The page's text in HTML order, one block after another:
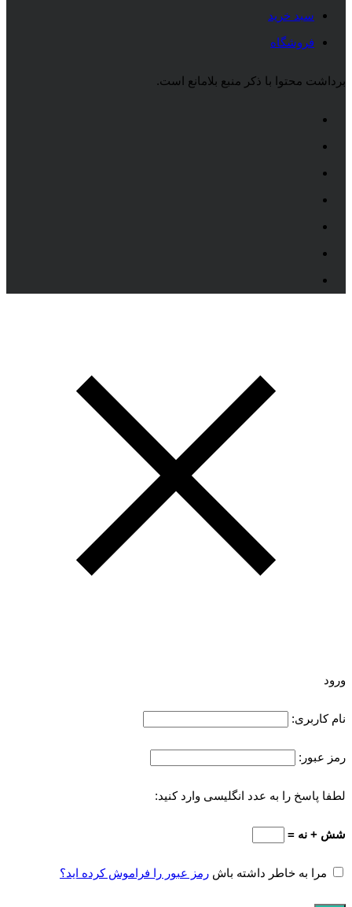
سبد خرید
فروشگاه
برداشت محتوا با ذکر منبع بلامانع است.
ورود
نام کاربری:
رمز عبور:
لطفا پاسخ را به عدد انگلیسی وارد کنید:
شش + نه =
مرا به خاطر داشته باش رمز عبور را فراموش کرده اید؟